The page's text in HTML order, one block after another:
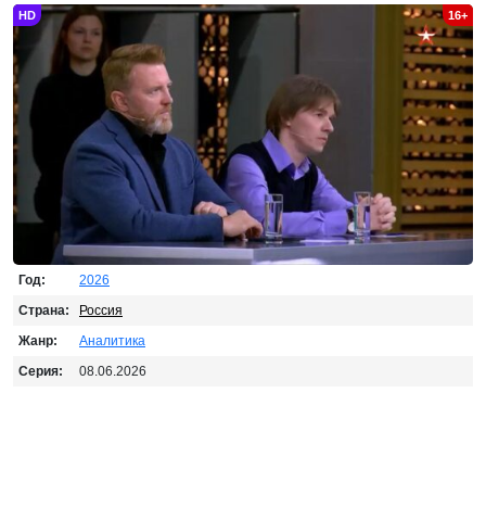
HD 16+
Год:
2026
Страна:
Россия
Жанр:
Аналитика
Серия:
08.06.2026